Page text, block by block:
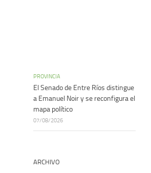
PROVINCIA
El Senado de Entre Ríos distingue
a Emanuel Noir y se reconfigura el
mapa político
07/08/2026
ARCHIVO